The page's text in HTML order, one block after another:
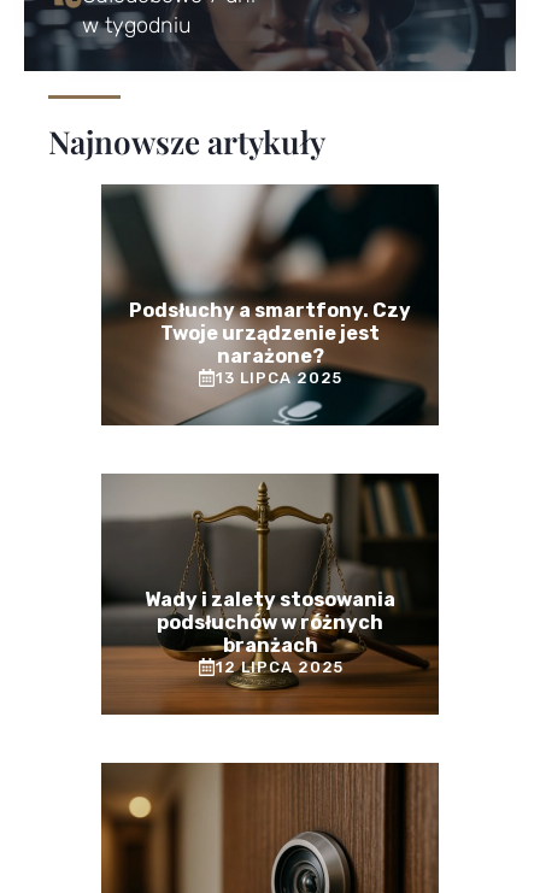
w tygodniu
Najnowsze artykuły
Podsłuchy a smartfony. Czy
Twoje urządzenie jest
narażone?
13 LIPCA 2025
Wady i zalety stosowania
podsłuchów w różnych
branżach
12 LIPCA 2025